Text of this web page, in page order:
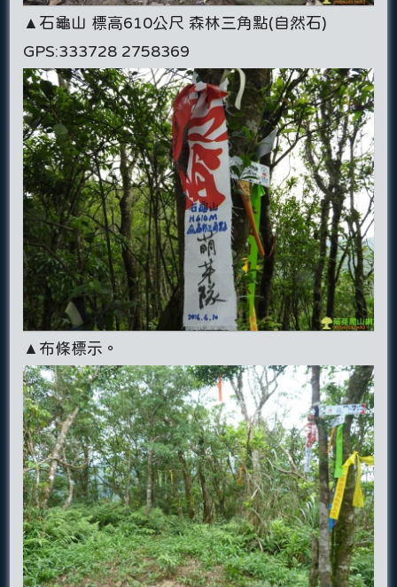
▲石龜山 標高610公尺 森林三角點(自然石)
GPS:333728 2758369
▲布條標示。